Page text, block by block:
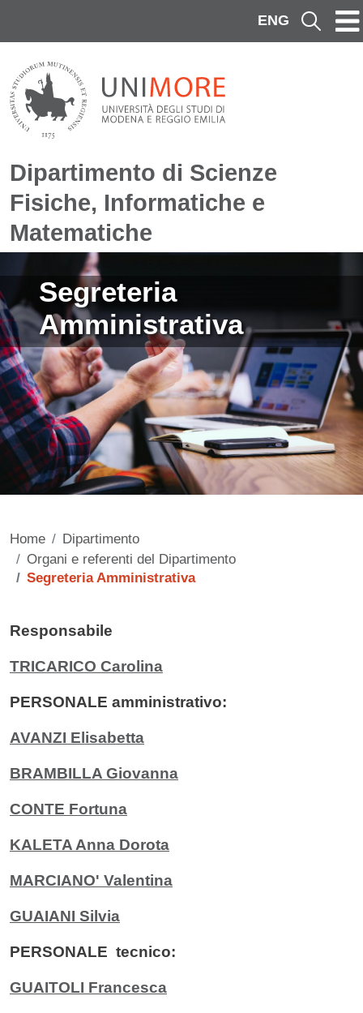
ENG Cerca
Dipartimento di Scienze
Fisiche, Informatiche e
Matematiche
Immagine
Segreteria
Amministrativa
Home
Dipartimento
Organi e referenti del Dipartimento
Segreteria Amministrativa
Contenuto
Responsabile
TRICARICO Carolina
PERSONALE amministrativo:
AVANZI Elisabetta
BRAMBILLA Giovanna
CONTE Fortuna
KALETA Anna Dorota
MARCIANO' Valentina
GUAIANI Silvia
PERSONALE tecnico:
GUAITOLI Francesca